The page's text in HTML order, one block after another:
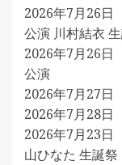
2026年7月26日
公演 川村結衣
2026年7月26日
公演
2026年7月27日
2026年7月28日
2026年7月23日
山ひなた 生誕祭